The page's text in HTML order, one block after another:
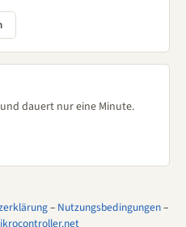
dauert nur eine Minute.
– Nutzungsbedingungen–